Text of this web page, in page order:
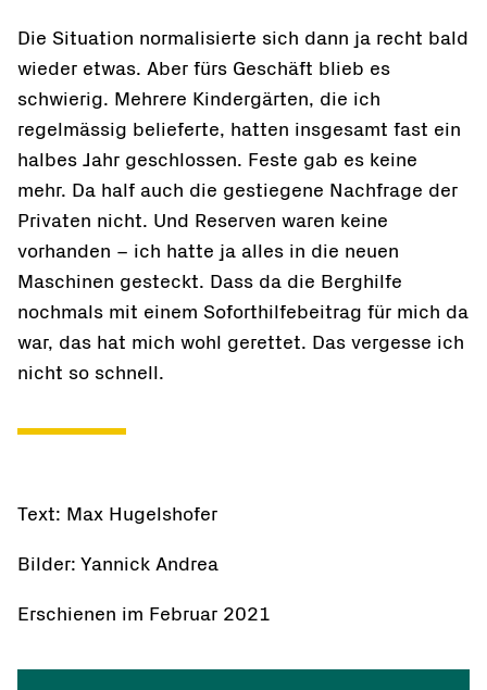
Die Situation normalisierte sich dann ja recht bald
wieder etwas. Aber fürs Geschäft blieb es
schwierig. Mehrere Kindergärten, die ich
regelmässig belieferte, hatten insgesamt fast ein
halbes Jahr geschlossen. Feste gab es keine
mehr. Da half auch die gestiegene Nachfrage der
Privaten nicht. Und Reserven waren keine
vorhanden – ich hatte ja alles in die neuen
Maschinen gesteckt. Dass da die Berghilfe
nochmals mit einem Soforthilfebeitrag für mich da
war, das hat mich wohl gerettet. Das vergesse ich
nicht so schnell.
Text: Max Hugelshofer
Bilder: Yannick Andrea
Erschienen im Februar 2021